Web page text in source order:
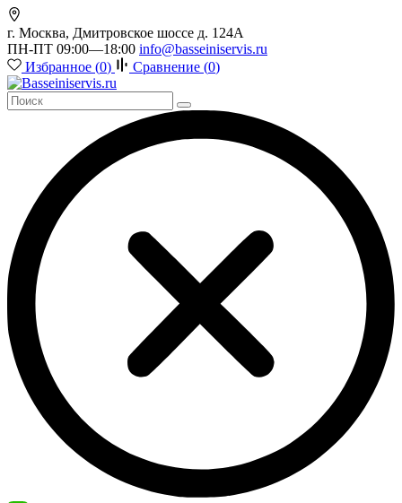
г. Москва, Дмитровское шоссе д. 124А
ПН-ПТ 09:00—18:00 info@basseiniservis.ru
Избранное (0) Сравнение (0)